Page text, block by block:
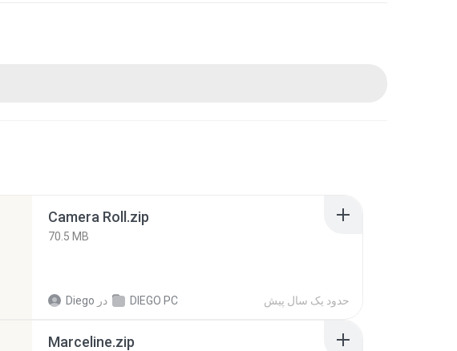
Camera Roll.zip
70.5 MB
Diego در DIEGO PC حدود یک سال پیش
Marceline.zip